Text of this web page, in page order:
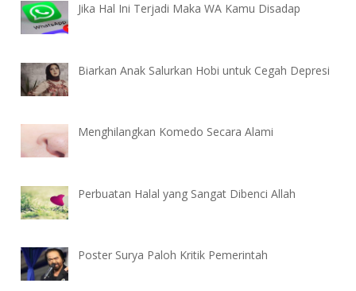
Jika Hal Ini Terjadi Maka WA Kamu Disadap
Biarkan Anak Salurkan Hobi untuk Cegah Depresi
Menghilangkan Komedo Secara Alami
Perbuatan Halal yang Sangat Dibenci Allah
Poster Surya Paloh Kritik Pemerintah